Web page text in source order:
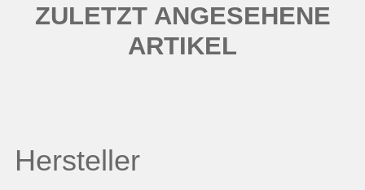
ZULETZT ANGESEHENE
ARTIKEL
Hersteller